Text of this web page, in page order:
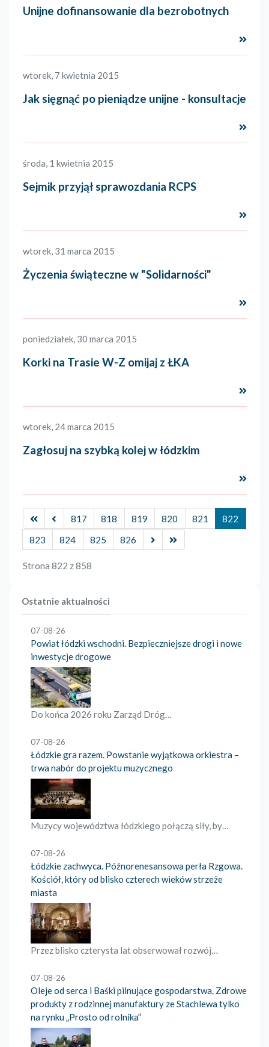
Unijne dofinansowanie dla bezrobotnych
wtorek, 7 kwietnia 2015
Jak sięgnąć po pieniądze unijne - konsultacje
środa, 1 kwietnia 2015
Sejmik przyjął sprawozdania RCPS
wtorek, 31 marca 2015
Życzenia świąteczne w "Solidarności"
poniedziałek, 30 marca 2015
Korki na Trasie W-Z omijaj z ŁKA
wtorek, 24 marca 2015
Zagłosuj na szybką kolej w łódzkim
817 818 819 820 821
822
823
824 825 826
Strona 822 z 858
Ostatnie aktualności
07-08-26
Powiat łódzki wschodni. Bezpieczniejsze drogi i nowe
inwestycje drogowe
Do końca 2026 roku Zarząd Dróg…
07-08-26
Łódzkie gra razem. Powstanie wyjątkowa orkiestra –
trwa nabór do projektu muzycznego
Muzycy województwa łódzkiego połączą siły, by…
07-08-26
Łódzkie zachwyca. Późnorenesansowa perła Rzgowa.
Kościół, który od blisko czterech wieków strzeże
miasta
Przez blisko czterysta lat obserwował rozwój…
07-08-26
Oleje od serca i Baśki pilnujące gospodarstwa. Zdrowe
produkty z rodzinnej manufaktury ze Stachlewa tylko
na rynku „Prosto od rolnika”